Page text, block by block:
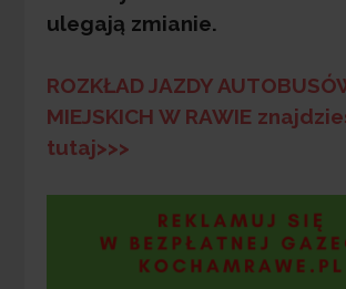
ulegają zmianie.
ROZKŁAD JAZDY
MIEJSKICH W RAWIE
tutaj>>>